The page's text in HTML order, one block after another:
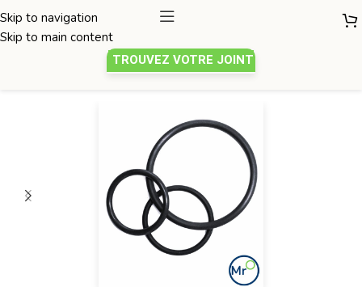
Skip to navigation
Skip to main content
TROUVEZ VOTRE JOINT